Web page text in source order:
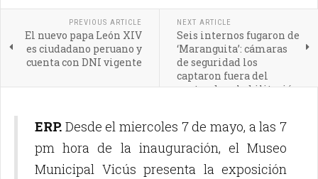
PREVIOUS ARTICLE
El nuevo papa León XIV
es ciudadano peruano y
cuenta con DNI vigente
NEXT ARTICLE
Seis internos fugaron de
‘Maranguita’: cámaras
de seguridad los
captaron fuera del
centro de rehabilitación
ERP. Desde el miercoles 7 de mayo, a las 7
pm hora de la inauguración, el Museo
Municipal Vicús presenta la exposición